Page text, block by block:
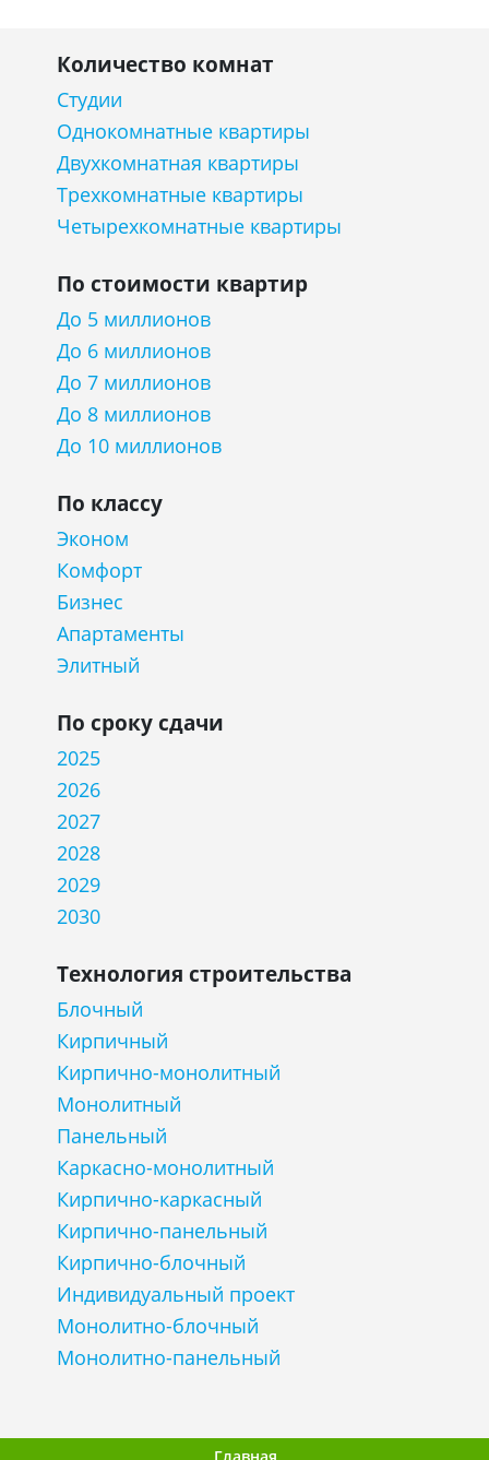
Количество комнат
Студии
Однокомнатные квартиры
Двухкомнатная квартиры
Трехкомнатные квартиры
Четырехкомнатные квартиры
По стоимости квартир
До 5 миллионов
До 6 миллионов
До 7 миллионов
До 8 миллионов
До 10 миллионов
По классу
Эконом
Комфорт
Бизнес
Апартаменты
Элитный
По сроку сдачи
2025
2026
2027
2028
2029
2030
Технология строительства
Блочный
Кирпичный
Кирпично-монолитный
Монолитный
Панельный
Каркасно-монолитный
Кирпично-каркасный
Кирпично-панельный
Кирпично-блочный
Индивидуальный проект
Монолитно-блочный
Монолитно-панельный